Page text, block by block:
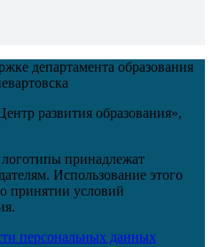
департамента образования
развития образования»,
принадлежат
Использование этого
о принятии условий
персональных данных